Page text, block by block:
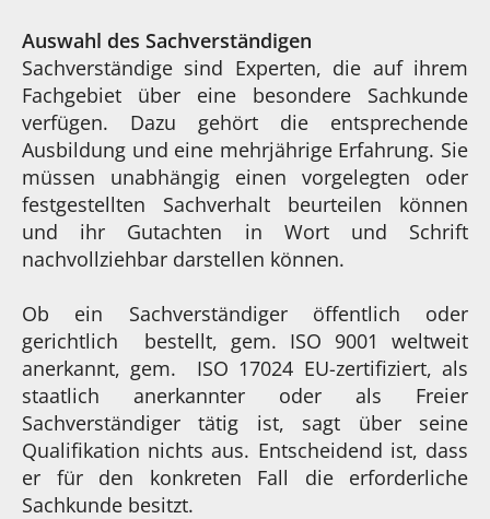
Auswahl des Sachverständigen
Sachverständige sind Experten, die auf ihrem
Fachgebiet über eine besondere Sachkunde
verfügen. Dazu gehört die entsprechende
Ausbildung und eine mehrjährige Erfahrung. Sie
müssen unabhängig einen vorgelegten oder
festgestellten Sachverhalt beurteilen können
und ihr Gutachten in Wort und Schrift
nachvollziehbar darstellen können.
Ob ein Sachverständiger öffentlich oder
gerichtlich bestellt, gem. ISO 9001 weltweit
anerkannt, gem. ISO 17024 EU-zertifiziert, als
staatlich anerkannter oder als Freier
Sachverständiger tätig ist, sagt über seine
Qualifikation nichts aus. Entscheidend ist, dass
er für den konkreten Fall die erforderliche
Sachkunde besitzt.